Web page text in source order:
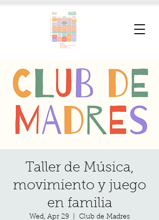
Taller de Música,
movimiento y juego
en familia
Wed, Apr 29 Club de Madres